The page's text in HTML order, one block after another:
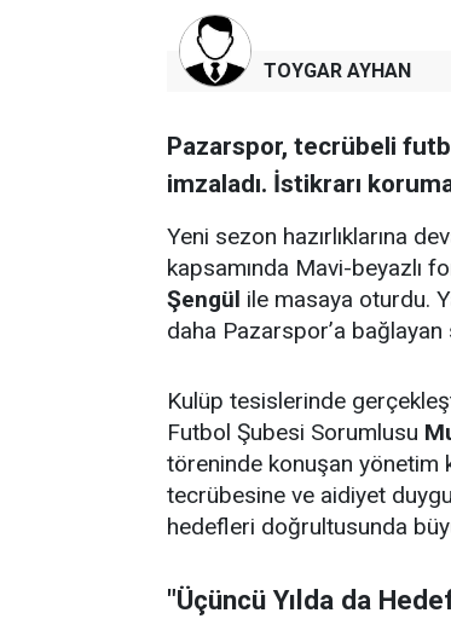
TOYGAR AYHAN
Pazarspor, tecrübeli
imzaladı. İstikrarı
Yeni sezon hazırlıklarına
kapsamında Mavi-beyazlı
Şengül ile masaya oturdu.
daha Pazarspor’a
Kulüp tesislerinde
Futbol Şubesi Sorumlusu
töreninde konuşan yönetim
tecrübesine ve aidiyet
hedefleri doğrultusunda
"Üçüncü Yılda da